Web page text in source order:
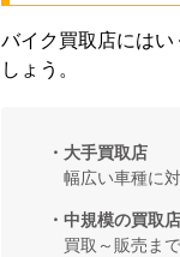
バイク買取店には
しょう。
・大手買取店
幅広い車種に
・中規模の買取店
買取～販売ま